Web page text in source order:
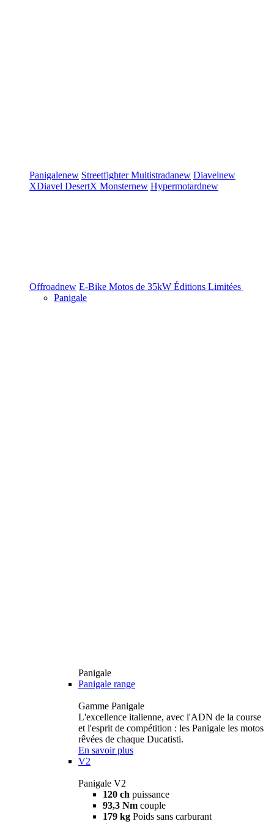
Panigalenew StreetfighterMultistradanew Diavelnew
XDiavel DesertX Monsternew Hypermotardnew
Offroadnew E-Bike Motos de 35kW Éditions Limitées
Panigale
Panigale
Panigale range
Gamme Panigale
L'excellence italienne, avec l'ADN de la course
et l'esprit de compétition : les Panigale les motos
rêvées de chaque Ducatisti.
En savoir plus
V2
Panigale V2
120 ch puissance
93,3 Nm couple
179 kg Poids sans carburant